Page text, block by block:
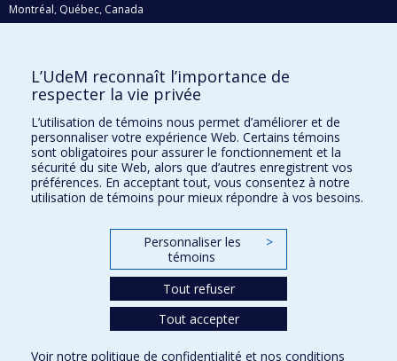
Montréal, Québec, Canada
H3C 3J7
Qui fait quoi?
Nous trouver
Plan du site
Accessibilité
L’UdeM reconnaît l’importance de
respecter la vie privée
L’utilisation de témoins nous permet d’améliorer et de
personnaliser votre expérience Web. Certains témoins
sont obligatoires pour assurer le fonctionnement et la
sécurité du site Web, alors que d’autres enregistrent vos
préférences. En acceptant tout, vous consentez à notre
utilisation de témoins pour mieux répondre à vos besoins.
Personnaliser les
témoins
>
Tout refuser
Tout accepter
Voir notre politique de confidentialité et nos conditions